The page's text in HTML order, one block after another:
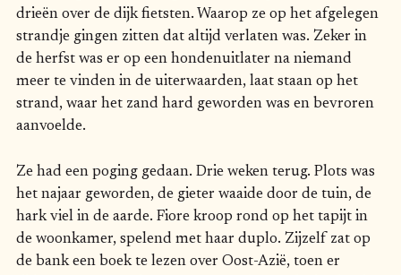
drieën over de dijk fietsten. Waarop ze op het afgelegen
strandje gingen zitten dat altijd verlaten was. Zeker in
de herfst was er op een hondenuitlater na niemand
meer te vinden in de uiterwaarden, laat staan op het
strand, waar het zand hard geworden was en bevroren
aanvoelde.
Ze had een poging gedaan. Drie weken terug. Plots was
het najaar geworden, de gieter waaide door de tuin, de
hark viel in de aarde. Fiore kroop rond op het tapijt in
de woonkamer, spelend met haar duplo. Zijzelf zat op
de bank een boek te lezen over Oost-Azië, toen er